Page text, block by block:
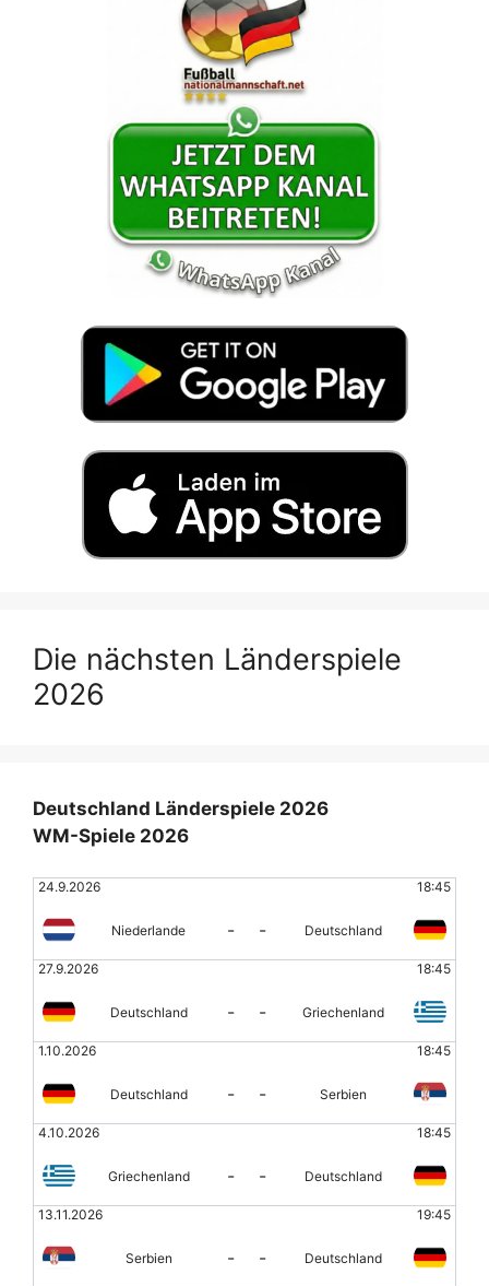
Die nächsten Länderspiele
2026
Deutschland Länderspiele 2026
WM-Spiele 2026
24.9.2026 18:45
Niederlande - - Deutschland
27.9.2026 18:45
Deutschland - - Griechenland
1.10.2026 18:45
Deutschland - - Serbien
4.10.2026 18:45
Griechenland - - Deutschland
13.11.2026 19:45
Serbien - - Deutschland